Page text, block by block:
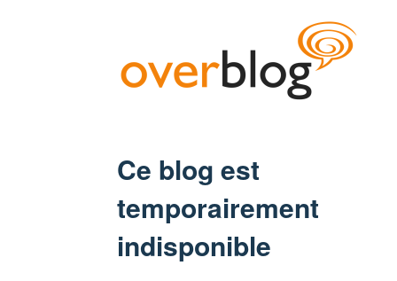
Ce blog est
temporairement
indisponible